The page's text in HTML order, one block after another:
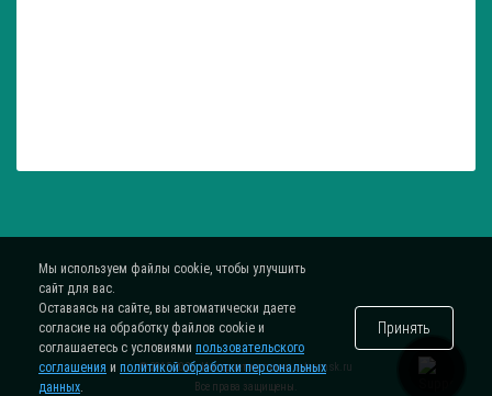
® 2015-2026. Интернет-магазинzatar-msk.ru
Все права защищены.
Мы используем файлы cookie, чтобы улучшить
сайт для вас.
Оставаясь на сайте, вы автоматически даете
согласие на обработку файлов cookie и
соглашаетесь с условиями пользовательского
соглашения и политикой обработки персональных
данных.
Принять